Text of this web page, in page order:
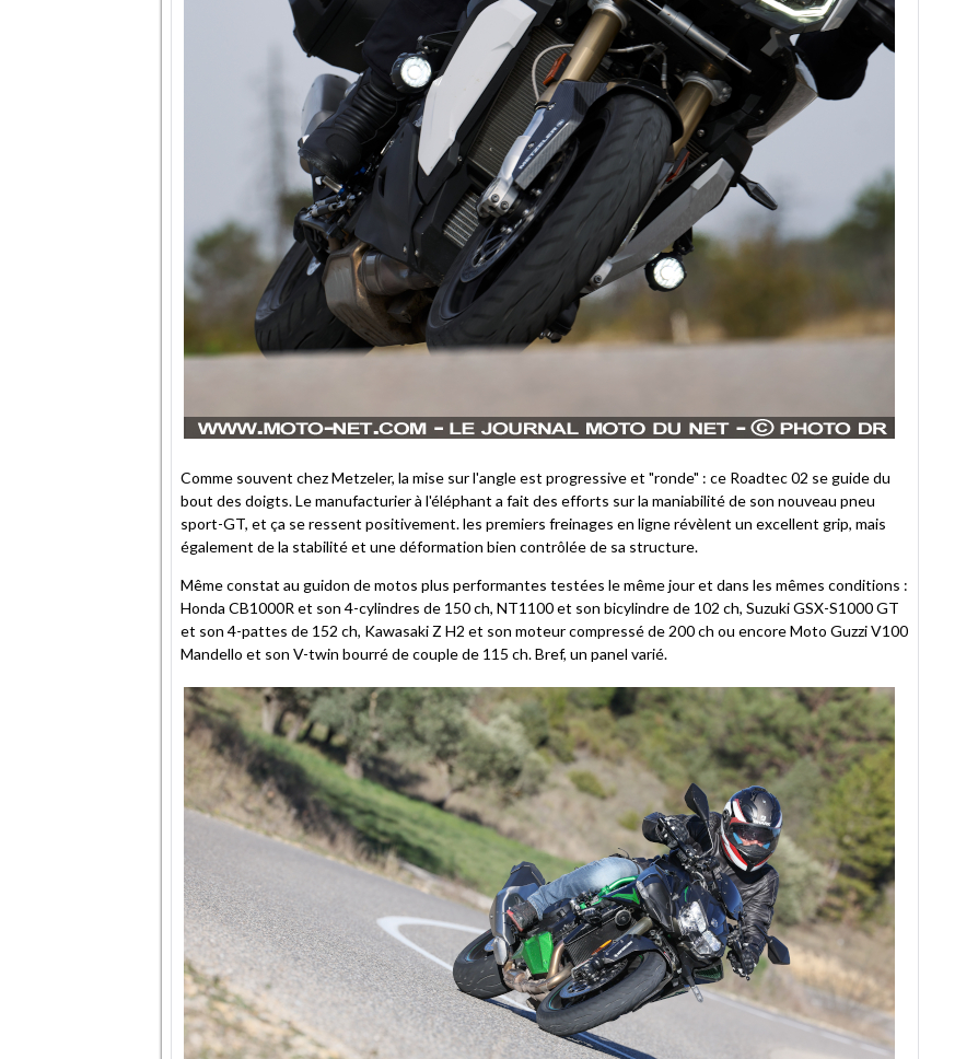
Comme souvent chez Metzeler, la mise sur l'angle est progressive et "ronde" : ce Roadtec 02 se guide du
bout des doigts. Le manufacturier à l'éléphant a fait des efforts sur la maniabilité de son nouveau pneu
sport-GT, et ça se ressent positivement. les premiers freinages en ligne révèlent un excellent grip, mais
également de la stabilité et une déformation bien contrôlée de sa structure.
Même constat au guidon de motos plus performantes testées le même jour et dans les mêmes conditions :
Honda CB1000R et son 4-cylindres de 150 ch, NT1100 et son bicylindre de 102 ch, Suzuki GSX-S1000 GT
et son 4-pattes de 152 ch, Kawasaki Z H2 et son moteur compressé de 200 ch ou encore Moto Guzzi V100
Mandello et son V-twin bourré de couple de 115 ch. Bref, un panel varié.